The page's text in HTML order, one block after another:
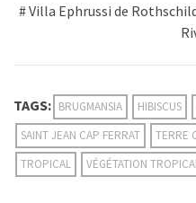
# Villa Ephrussi de
TAGS: BRUGMANSIA HIBISCUS
SAINT JEAN CAP FERRAT
TERRE
TROPICAL
VÉGÉTATION